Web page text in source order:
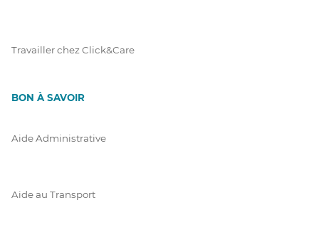
Travailler chez Click&Care
BON À SAVOIR
Aide Administrative
Aide au Transport